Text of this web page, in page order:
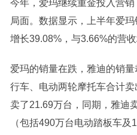
今年，爱玛继续重金投入营
局面。数据显示，上半年爱
增长39.08%，与3.66%的营收
爱玛的销量在跌，雅迪的销
行车、电动两轮摩托车合计
卖了21.69万台，同期，雅迪
（包括490万台电动踏板车